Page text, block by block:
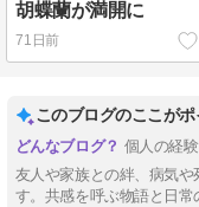
胡蝶蘭が満開に
71日前
このブログのここがポ
個人の経
友人や家族との絆、病気や
す。共感を呼ぶ物語と日常